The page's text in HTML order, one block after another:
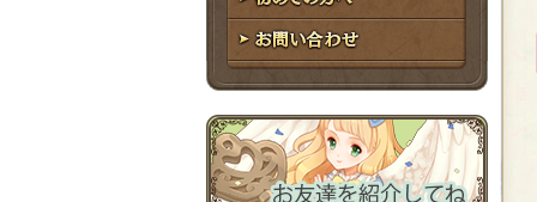
初めての方へ
お問い合わせ